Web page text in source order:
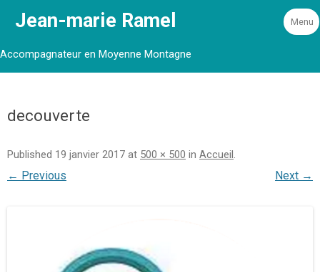
Jean-marie Ramel
Accompagnateur en Moyenne Montagne
Menu
decouverte
Published 19 janvier 2017 at 500 × 500 in Accueil.
← Previous Next →